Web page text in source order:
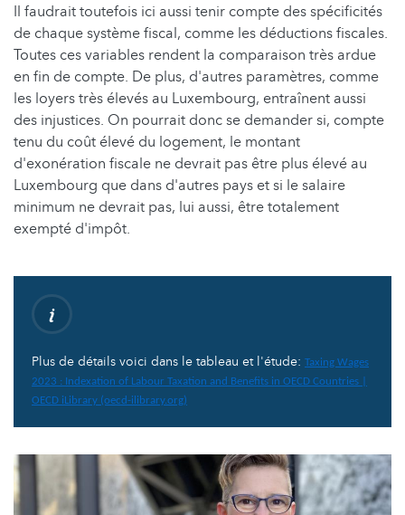
Il faudrait toutefois ici aussi tenir compte des spécificités
de chaque système fiscal, comme les déductions fiscales.
Toutes ces variables rendent la comparaison très ardue
en fin de compte. De plus, d'autres paramètres, comme
les loyers très élevés au Luxembourg, entraînent aussi
des injustices. On pourrait donc se demander si, compte
tenu du coût élevé du logement, le montant
d'exonération fiscale ne devrait pas être plus élevé au
Luxembourg que dans d'autres pays et si le salaire
minimum ne devrait pas, lui aussi, être totalement
exempté d'impôt.
Plus de détails voici dans le tableau et l'étude: Taxing Wages
2023 : Indexation of Labour Taxation and Benefits in OECD Countries |
OECD iLibrary (oecd-ilibrary.org)